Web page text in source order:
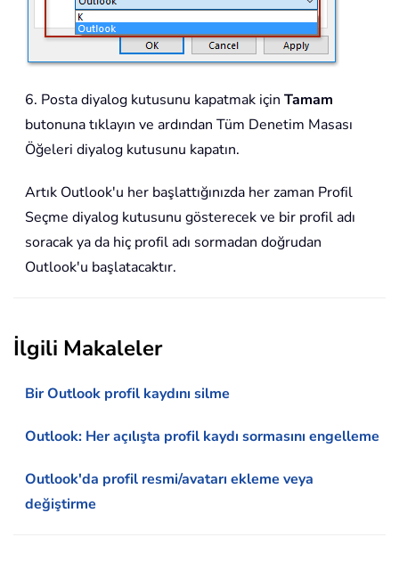
6. Posta diyalog kutusunu kapatmak için Tamam
butonuna tıklayın ve ardından Tüm Denetim Masası
Öğeleri diyalog kutusunu kapatın.
Artık Outlook'u her başlattığınızda her zaman Profil
Seçme diyalog kutusunu gösterecek ve bir profil adı
soracak ya da hiç profil adı sormadan doğrudan
Outlook'u başlatacaktır.
İlgili Makaleler
Bir Outlook profil kaydını silme
Outlook: Her açılışta profil kaydı sormasını engelleme
Outlook'da profil resmi/avatarı ekleme veya
değiştirme